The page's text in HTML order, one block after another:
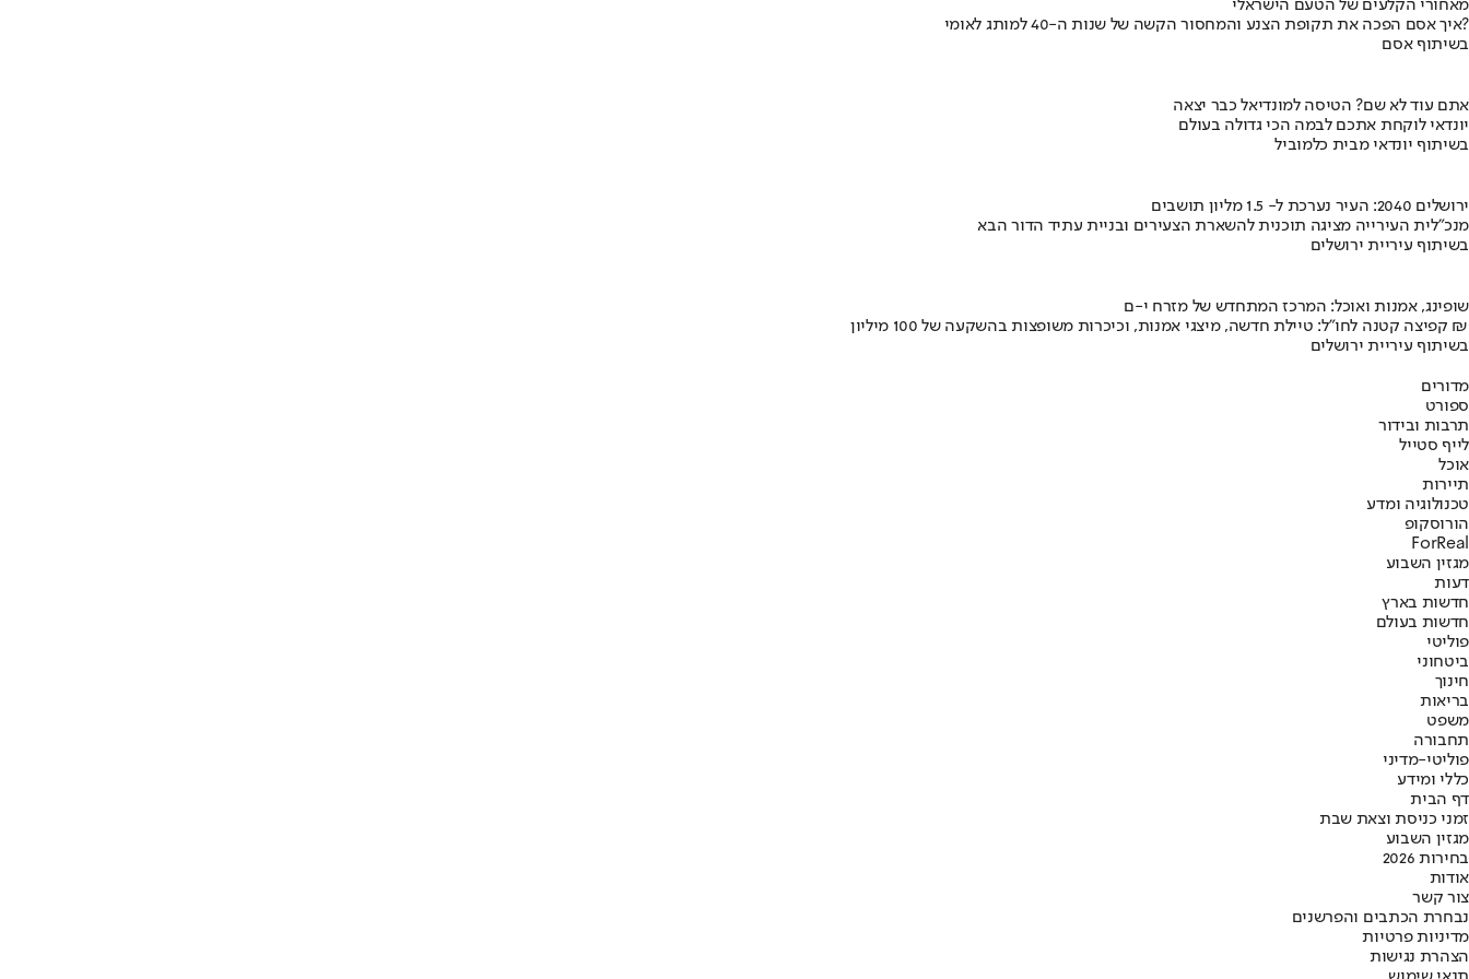
מאחורי הקלעים של הטעם הישראלי
איך אסם הפכה את תקופת הצנע והמחסור הקשה של שנות ה-40 למותג לאומי?
בשיתוף אסם
אתם עוד לא שם? הטיסה למונדיאל כבר יצאה
יונדאי לוקחת אתכם לבמה הכי גדולה בעולם
בשיתוף יונדאי מבית כלמוביל
ירושלים 2040: העיר נערכת ל- 1.5 מליון תושבים
מנכ"לית העירייה מציגה תוכנית להשארת הצעירים ובניית עתיד הדור הבא
בשיתוף עיריית ירושלים
שופינג, אמנות ואוכל: המרכז המתחדש של מזרח י-ם
קפיצה קטנה לחו"ל: טיילת חדשה, מיצגי אמנות, וכיכרות משופצות בהשקעה של 100 מיליון ₪
בשיתוף עיריית ירושלים
מדורים
ספורט
תרבות ובידור
לייף סטייל
אוכל
תיירות
טכנולוגיה ומדע
הורוסקופ
ForReal
מגזין השבוע
דעות
חדשות בארץ
חדשות בעולם
פוליטי
ביטחוני
חינוך
בריאות
משפט
תחבורה
פוליטי-מדיני
כללי ומידע
דף הבית
זמני כניסת וצאת שבת
מגזין השבוע
בחירות 2026
אודות
צור קשר
נבחרת הכתבים והפרשנים
מדיניות פרטיות
הצהרת נגישות